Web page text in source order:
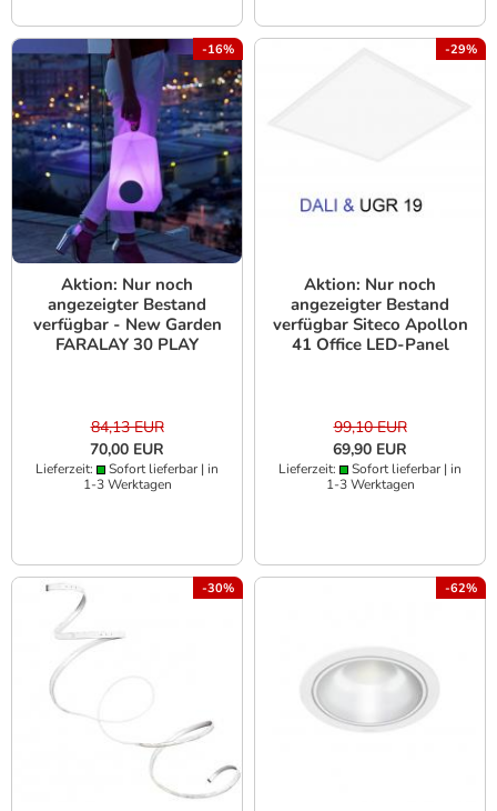
-16%
Aktion: Nur noch
angezeigter Bestand
verfügbar - New Garden
FARALAY 30 PLAY
84,13 EUR
70,00 EUR
Lieferzeit:
Sofort lieferbar | in
1-3 Werktagen
-29%
Aktion: Nur noch
angezeigter Bestand
verfügbar Siteco Apollon
41 Office LED-Panel
99,10 EUR
69,90 EUR
Lieferzeit:
Sofort lieferbar | in
1-3 Werktagen
-30% -62%